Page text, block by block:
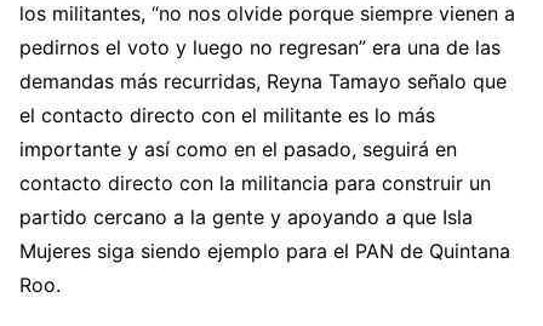
los militantes, “no nos olvide porque siempre vienen a
pedirnos el voto y luego no regresan” era una de las
demandas más recurridas, Reyna Tamayo señalo que
el contacto directo con el militante es lo más
importante y así como en el pasado, seguirá en
contacto directo con la militancia para construir un
partido cercano a la gente y apoyando a que Isla
Mujeres siga siendo ejemplo para el PAN de Quintana
Roo.